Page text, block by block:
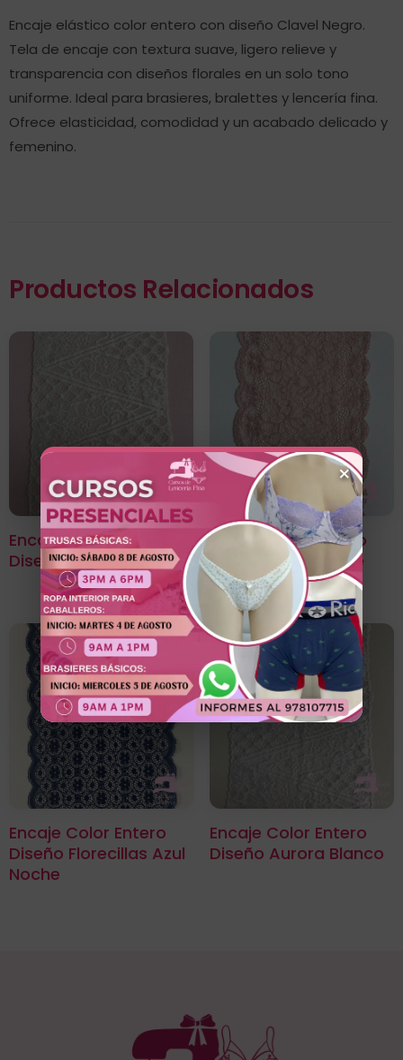
Encaje elástico color entero con diseño Clavel Negro.
Tela de encaje con textura suave, ligero relieve y
transparencia con diseños florales en un solo tono
uniforme. Ideal para brasieres, bralettes y lencería fina.
Ofrece elasticidad, comodidad y un acabado delicado y
femenino.
Productos Relacionados
Encaje Color Entero
Diseño Aurora Perla
Encaje Color Entero
Diseño Clavel Nude
Encaje Color Entero
Diseño Florecillas Azul
Noche
Encaje Color Entero
Diseño Aurora Blanco
×